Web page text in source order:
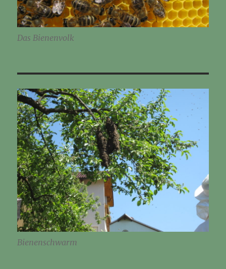
Das Bienenvolk
Bienenschwarm